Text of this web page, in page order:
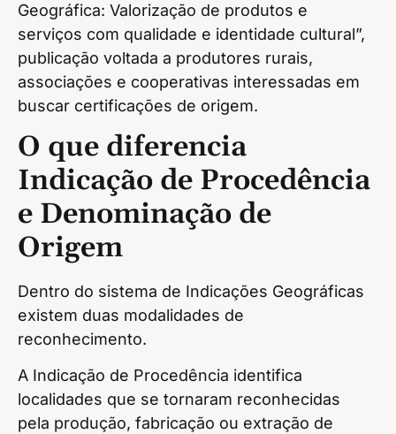
Geográfica: Valorização de produtos e
serviços com qualidade e identidade cultural”,
publicação voltada a produtores rurais,
associações e cooperativas interessadas em
buscar certificações de origem.
O que diferencia
Indicação de Procedência
e Denominação de
Origem
Dentro do sistema de Indicações Geográficas
existem duas modalidades de
reconhecimento.
A Indicação de Procedência identifica
localidades que se tornaram reconhecidas
pela produção, fabricação ou extração de